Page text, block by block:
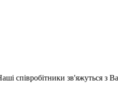
співробітники зв'яжуться з